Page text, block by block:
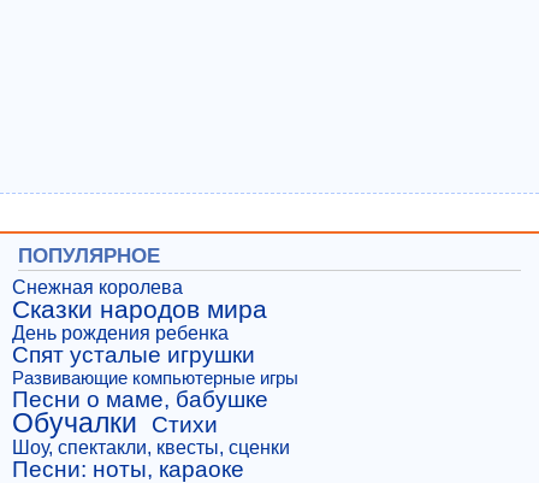
ПОПУЛЯРНОЕ
Снежная королева
Сказки народов мира
День рождения ребенка
Спят усталые игрушки
Развивающие компьютерные игры
Песни о маме, бабушке
Обучалки Стихи
Шоу, спектакли, квесты, сценки
Песни: ноты, караоке